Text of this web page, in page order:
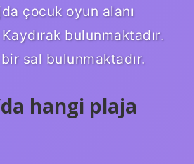
çocuk oyun alanı
bulunmaktadır.
sal bulunmaktadır.
hangi plaja